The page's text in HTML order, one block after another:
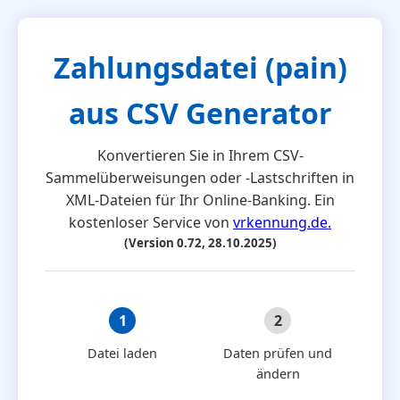
Zahlungsdatei (pain)
aus CSV Generator
Konvertieren Sie in Ihrem CSV-
Sammelüberweisungen oder -Lastschriften in
XML-Dateien für Ihr Online-Banking. Ein
kostenloser Service von vrkennung.de.
(Version 0.72, 28.10.2025)
1
Datei laden
2
Daten prüfen und
ändern
Überweisungen Lastschriften
Diese Anwendung läuft als Script
ausschließlich in Ihrem Browser.
Es werden keine Daten ins Internet
keine Haftung übernehmen.
Es wird keine Haftung für die Korrektheit der